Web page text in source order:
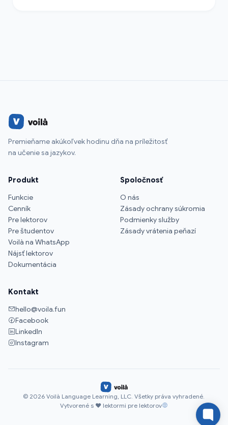
Premieňame akúkoľvek hodinu dňa na príležitosť
na učenie sa jazykov.
Produkt
Funkcie
Cenník
Pre lektorov
Pre študentov
Voilà na WhatsApp
Nájsť lektorov
Dokumentácia
Spoločnosť
O nás
Zásady ochrany súkromia
Podmienky služby
Zásady vrátenia peňazí
Kontakt
hello@voila.fun
Facebook
LinkedIn
Instagram
© 2026 Voilà Language Learning, LLC. Všetky práva vyhradené.
Vytvorené s ♥ lektormi pre lektorov